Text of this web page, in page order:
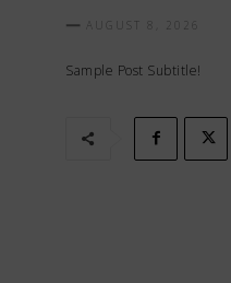
AUGUST 8, 2026
Sample Post Subtitle!